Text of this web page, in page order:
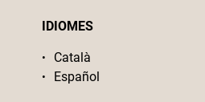
IDIOMES
Català
Español